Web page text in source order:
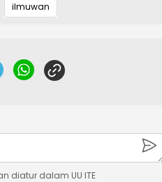
ilmuwan
diatur dalam UU ITE